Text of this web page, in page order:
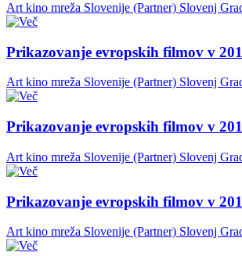
Art kino mreža Slovenije (Partner) Slovenj
Prikazovanje evropskih filmov v
Art kino mreža Slovenije (Partner) Slovenj
Prikazovanje evropskih filmov v
Art kino mreža Slovenije (Partner) Slovenj
Prikazovanje evropskih filmov v
Art kino mreža Slovenije (Partner) Slovenj